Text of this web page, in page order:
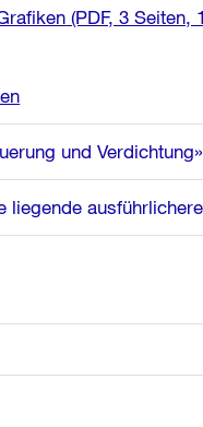
(PDF, 3 Seiten,
und Verdichtung»
liegende